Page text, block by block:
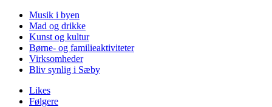
Musik i byen
Mad og drikke
Kunst og kultur
Børne- og familieaktiviteter
Virksomheder
Bliv synlig i Sæby
Likes
Følgere